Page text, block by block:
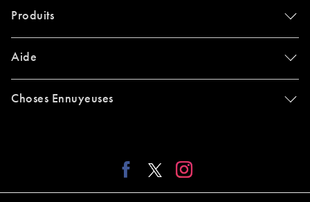
Produits
Aide
Choses Ennuyeuses